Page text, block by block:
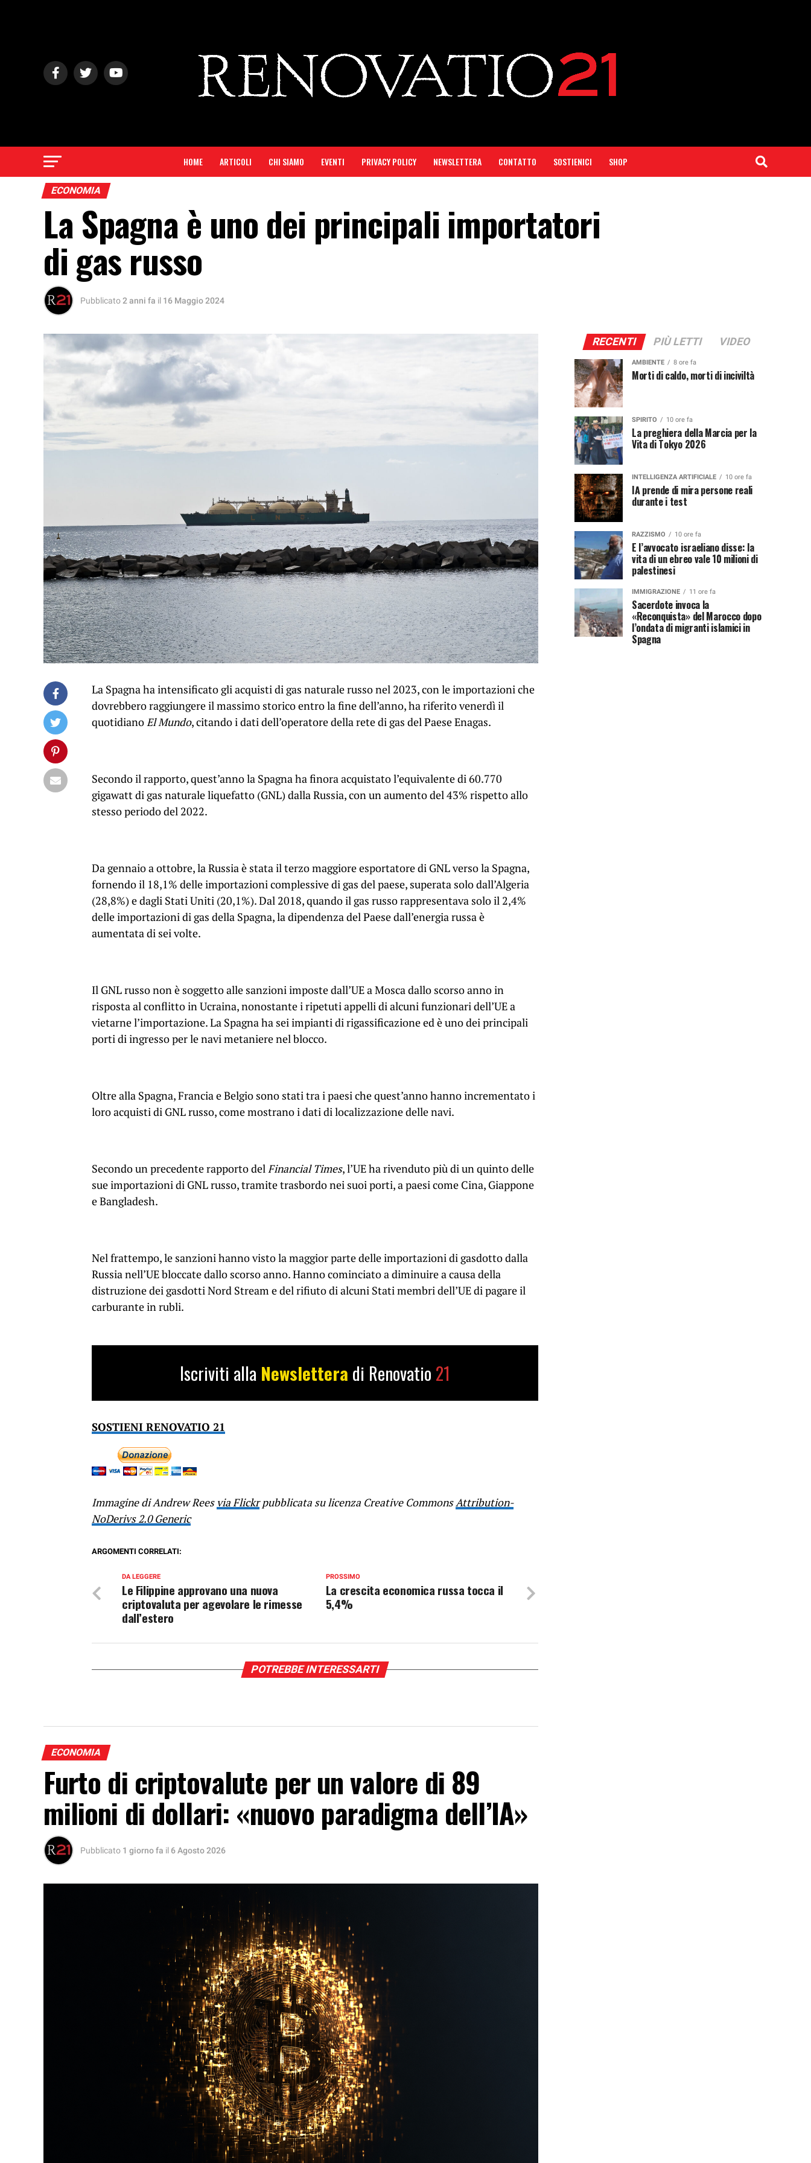
HOME ARTICOLI CHI SIAMO EVENTI PRIVACY POLICY NEWSLETTERA CONTATTO SOSTIENICI SHOP
ECONOMIA
La Spagna è uno dei principali importatori
di gas russo
Pubblicato2 anni fa il 16 Maggio 2024
La Spagna ha intensificato gli acquisti di gas naturale russo nel 2023, con le importazioni che
dovrebbero raggiungere il massimo storico entro la fine dell’anno, ha riferito venerdì il
quotidianoEl Mundo, citando i dati dell’operatore della rete di gas del Paese Enagas.
Secondo il rapporto, quest’anno la Spagna ha finora acquistato l’equivalente di 60.770
gigawatt di gas naturale liquefatto (GNL) dalla Russia, con un aumento del 43% rispetto allo
stesso periodo del 2022.
Da gennaio a ottobre, la Russia è stata il terzo maggiore esportatore di GNL verso la Spagna,
fornendo il 18,1% delle importazioni complessive di gas del paese, superata solo dall’Algeria
(28,8%) e dagli Stati Uniti (20,1%). Dal 2018, quando il gas russo rappresentava solo il 2,4%
delle importazioni di gas della Spagna, la dipendenza del Paese dall’energia russa è
aumentata di sei volte.
Il GNL russo non è soggetto alle sanzioni imposte dall’UE a Mosca dallo scorso anno in
risposta al conflitto in Ucraina, nonostante i ripetuti appelli di alcuni funzionari dell’UE a
vietarne l’importazione. La Spagna ha sei impianti di rigassificazione ed è uno dei principali
porti di ingresso per le navi metaniere nel blocco.
Oltre alla Spagna, Francia e Belgio sono stati tra i paesi che quest’anno hanno incrementato i
loro acquisti di GNL russo, come mostrano i dati di localizzazione delle navi.
Secondo un precedente rapporto delFinancial Times, l’UE ha rivenduto più di un quinto delle
sue importazioni di GNL russo, tramite trasbordo nei suoi porti, a paesi come Cina, Giappone
e Bangladesh.
Nel frattempo, le sanzioni hanno visto la maggior parte delle importazioni di gasdotto dalla
Russia nell’UE bloccate dallo scorso anno. Hanno cominciato a diminuire a causa della
distruzione dei gasdotti Nord Stream e del rifiuto di alcuni Stati membri dell’UE di pagare il
carburante in rubli.
Iscriviti alla Newslettera di Renovatio 21
SOSTIENI RENOVATIO 21
Immagine di Andrew Rees via Flickrpubblicata su licenza Creative CommonsAttribution-
NoDerivs 2.0 Generic
ARGOMENTI CORRELATI:
PROSSIMO
La crescita economica russa tocca il
5,4%
DA LEGGERE
Le Filippine approvano una nuova
criptovaluta per agevolare le rimesse
dall’estero
POTREBBE INTERESSARTI
ECONOMIA
Furto di criptovalute per un valore di 89
milioni di dollari: «nuovo paradigma dell’IA»
Pubblicato 1 giorno fa il 6 Agosto 2026
RECENTI PIÙ LETTI VIDEO
AMBIENTE 8 ore fa
Morti di caldo, morti di inciviltà
SPIRITO 10 ore fa
La preghiera della Marcia per la
Vita di Tokyo 2026
INTELLIGENZA ARTIFICIALE 10 ore fa
IA prende di mira persone reali
durante i test
RAZZISMO 10 ore fa
E l’avvocato israeliano disse: la
vita di un ebreo vale 10 milioni di
palestinesi
IMMIGRAZIONE 11 ore fa
Sacerdote invoca la
«Reconquista» del Marocco dopo
l’ondata di migranti islamici in
Spagna